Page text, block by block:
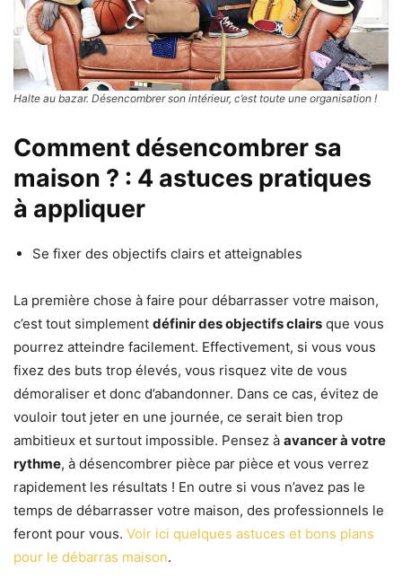
Halte au bazar. Désencombrer son intérieur, c’est toute une organisation !
Comment désencombrer sa
maison ? : 4 astuces pratiques
à appliquer
Se fixer des objectifs clairs et atteignables
La première chose à faire pour débarrasser votre maison,
c’est tout simplement définir des objectifs clairs que vous
pourrez atteindre facilement. Effectivement, si vous vous
fixez des buts trop élevés, vous risquez vite de vous
démoraliser et donc d’abandonner. Dans ce cas, évitez de
vouloir tout jeter en une journée, ce serait bien trop
ambitieux et surtout impossible. Pensez à avancer à votre
rythme, à désencombrer pièce par pièce et vous verrez
rapidement les résultats ! En outre si vous n’avez pas le
temps de débarrasser votre maison, des professionnels le
feront pour vous. Voir ici quelques astuces et bons plans
pour le débarras maison.